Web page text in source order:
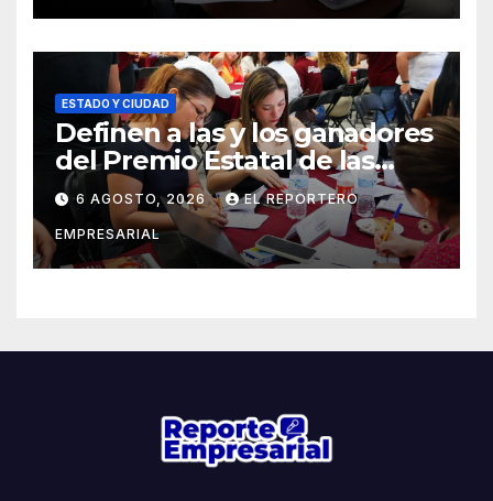
ESTADO Y CIUDAD
Definen a las y los ganadores
del Premio Estatal de las
Juventudes 2026
6 AGOSTO, 2026 EL REPORTERO
EMPRESARIAL